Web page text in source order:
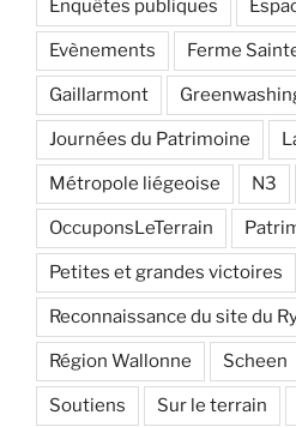
Enquêtes publiques
Evènements Ferme
Gaillarmont
Journées du Patrimoine
Métropole liégeoise N3
OccuponsLeTerrain
Petites et grandes victoires
Reconnaissance du site du
Région Wallonne Scheen
Soutiens Sur le terrain